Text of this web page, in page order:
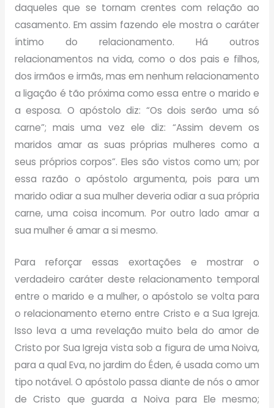
daqueles que se tornam crentes com relação ao
casamento. Em assim fazendo ele mostra o caráter
íntimo do relacionamento. Há outros
relacionamentos na vida, como o dos pais e filhos,
dos irmãos e irmãs, mas em nenhum relacionamento
a ligação é tão próxima como essa entre o marido e
a esposa. O apóstolo diz: “Os dois serão uma só
carne”; mais uma vez ele diz: “Assim devem os
maridos amar as suas próprias mulheres como a
seus próprios corpos”. Eles são vistos como um; por
essa razão o apóstolo argumenta, pois para um
marido odiar a sua mulher deveria odiar a sua própria
carne, uma coisa incomum. Por outro lado amar a
sua mulher é amar a si mesmo.
Para reforçar essas exortações e mostrar o
verdadeiro caráter deste relacionamento temporal
entre o marido e a mulher, o apóstolo se volta para
o relacionamento eterno entre Cristo e a Sua Igreja.
Isso leva a uma revelação muito bela do amor de
Cristo por Sua Igreja vista sob a figura de uma Noiva,
para a qual Eva, no jardim do Éden, é usada como um
tipo notável. O apóstolo passa diante de nós o amor
de Cristo que guarda a Noiva para Ele mesmo;